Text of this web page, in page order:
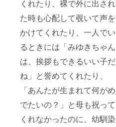
くれたり、裸で外に出され
た時も心配して覗いて声を
かけてくれたり、一人でい
るときには「みゆきちゃん
は、挨拶もできるいい子だ
ね」と誉めてくれたり、
「あんたが生まれて何がめ
でたいの？」と母も祝って
くれなかったのに、幼馴染